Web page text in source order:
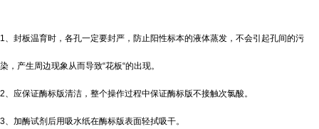
1、封板温育时，各孔一定要封严，防止阳性标本的液体蒸发，不会引起孔间的污
染，产生周边现象从而导致“花板“的出现。
2、应保证酶标版清洁，整个操作过程中保证酶标版不接触次氯酸。
3、加酶试剂后用吸水纸在酶标版表面轻拭吸干。